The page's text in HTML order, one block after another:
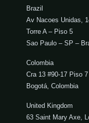
Brazil
Av Nacoes Unidas,
Torre A – Piso 5
Sao Paulo – SP –
Colombia
Cra 13 #90-17 Piso
Bogotá, Colombia
United Kingdom
63 Saint Mary Axe,